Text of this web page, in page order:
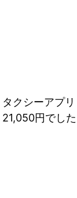
タクシーアプリ
21,050円でした